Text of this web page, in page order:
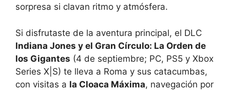
sorpresa si clavan ritmo y atmósfera.
Si disfrutaste de la aventura principal, el DLC
Indiana Jones y el Gran Círculo: La Orden de
los Gigantes (4 de septiembre; PC, PS5 y Xbox
Series X|S) te lleva a Roma y sus catacumbas,
con visitas a la Cloaca Máxima, navegación por